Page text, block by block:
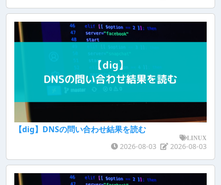
【dig】DNSの問い合わせ結果を読む
LINUX
2026-08-03 2026-08-03